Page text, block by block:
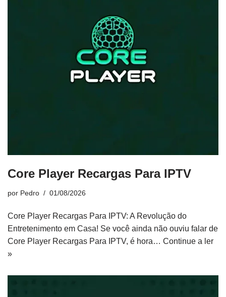
Core Player Recargas Para IPTV
por Pedro 01/08/2026
Core Player Recargas Para IPTV: A Revolução do
Entretenimento em Casa! Se você ainda não ouviu falar de
Core Player Recargas Para IPTV, é hora… Continue a ler
»